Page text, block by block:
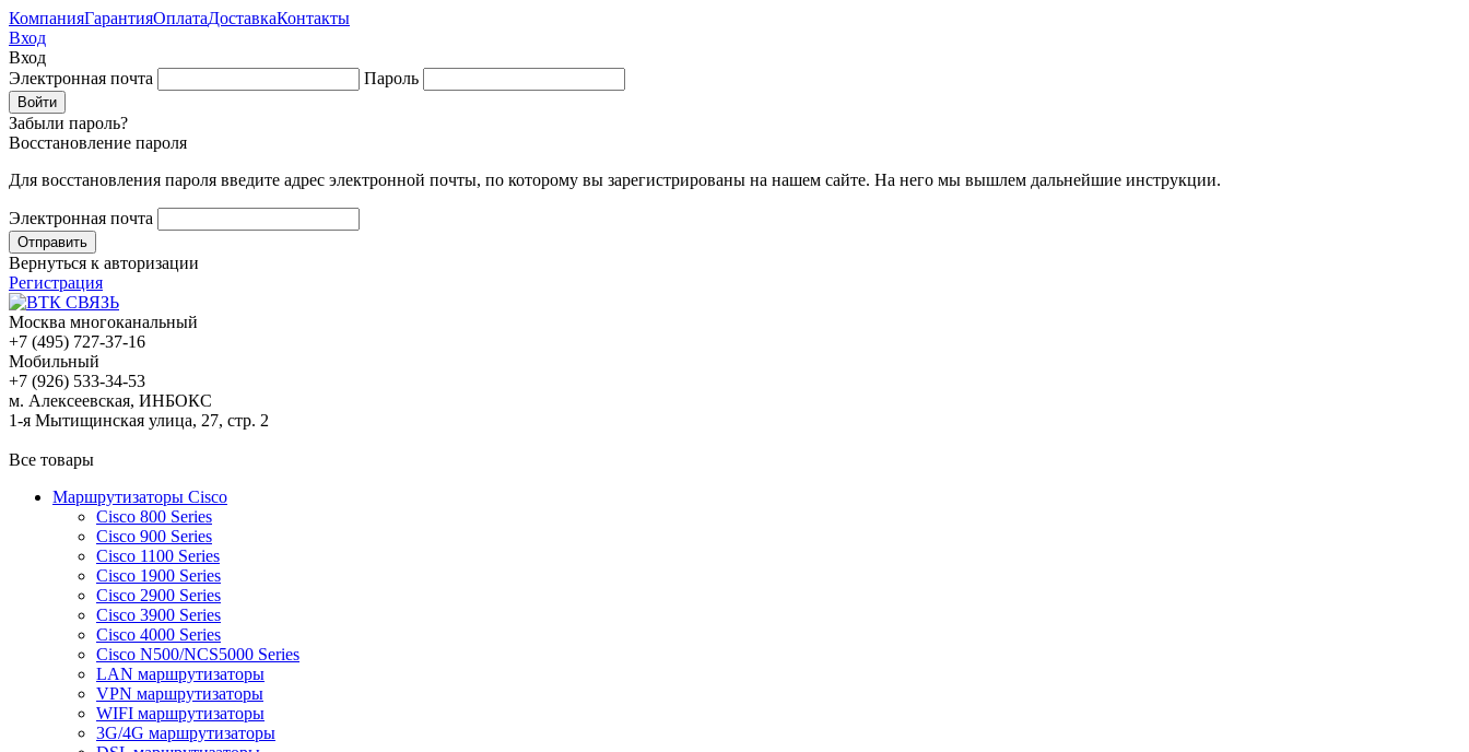
КомпанияГарантияОплатаДоставкаКонтакты
Вход
Вход
Электронная почта
Пароль
Забыли пароль?
Восстановление пароля
Для восстановления пароля введите адрес электронной почты, по которому вы зарегистрированы на нашем сайте. На него мы вышлем дальнейшие инструкции.
Электронная почта
Вернуться к авторизации
Регистрация
Москва многоканальный
+7 (495) 727-37-16
Мобильный
+7 (926) 533-34-53
м. Алексеевская, ИНБОКС
1-я Мытищинская улица, 27, стр. 2
Все товары
Маршрутизаторы Cisco
Cisco 800 Series
Cisco 900 Series
Cisco 1100 Series
Cisco 1900 Series
Cisco 2900 Series
Cisco 3900 Series
Cisco 4000 Series
Cisco N500/NCS5000 Series
LAN маршрутизаторы
VPN маршрутизаторы
WIFI маршрутизаторы
3G/4G маршрутизаторы